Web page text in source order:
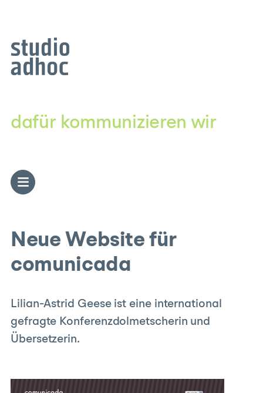
dafür kommunizieren wir
Neue Website für
comunicada
Lilian-Astrid Geese ist eine international
gefragte Konferenzdolmetscherin und
Übersetzerin.